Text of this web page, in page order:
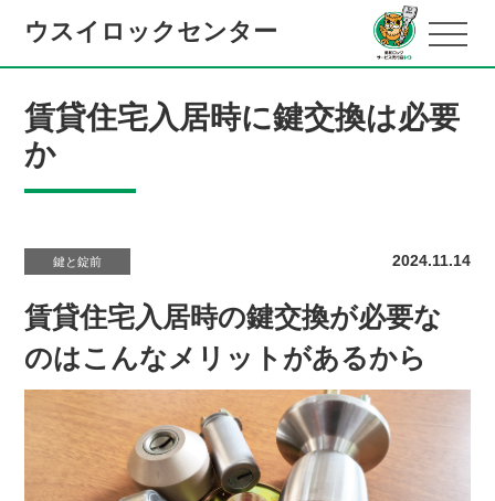
ウスイロックセンター
賃貸住宅入居時に鍵交換は必要
か
鍵と錠前 2024.11.14
賃貸住宅入居時の鍵交換が必要な
のはこんなメリットがあるから